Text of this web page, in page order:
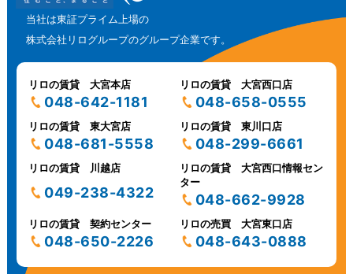
当社は東証プライム上場の
株式会社リログループのグループ企業です。
リロの賃貸 大宮本店
048-642-1181
リロの賃貸 大宮西口店
048-658-0555
リロの賃貸 東大宮店
048-681-5558
リロの賃貸 東川口店
048-299-6661
リロの賃貸 川越店
049-238-4322
リロの賃貸 大宮西口情報セン
ター
048-662-9928
リロの賃貸 契約センター
048-650-2226
リロの売買 大宮東口店
048-643-0888